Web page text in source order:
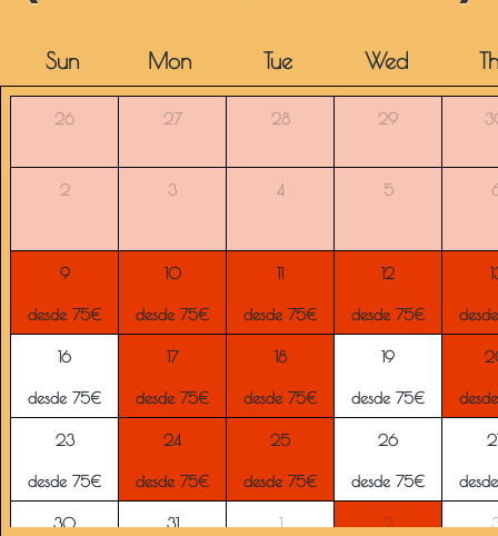
Sun Mon Tue Wed
26 27 28 29
2 3 4 5
9 10 11 12
desde 75€ desde 75€ desde 75€ desde 75€
16 17 18 19
desde 75€ desde 75€ desde 75€ desde 75€
23 24 25 26
desde 75€ desde 75€ desde 75€ desde 75€
30 31 1 2